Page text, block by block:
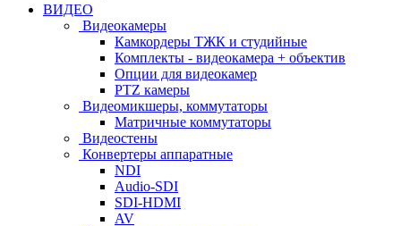
ВИДЕО
Видеокамеры
Камкордеры ТЖК и студийные
Комплекты - видеокамера + объектив
Опции для видеокамер
PTZ камеры
Видеомикшеры, коммутаторы
Матричные коммутаторы
Видеостены
Конвертеры аппаратные
NDI
Audio-SDI
SDI-HDMI
AV